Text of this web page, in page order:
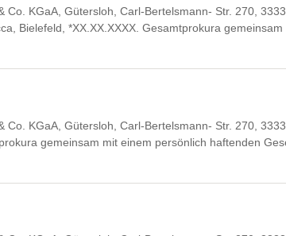
Co. KGaA, Gütersloh, Carl-Bertelsmann- Str. 270,
Bielefeld, *XX.XX.XXXX. Gesamtprokura
Co. KGaA, Gütersloh, Carl-Bertelsmann- Str. 270,
gemeinsam mit einem persönlich haftenden